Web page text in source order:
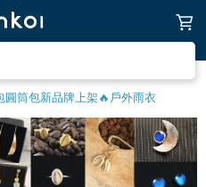
圓筒包新品牌上架🔥 戶外雨衣